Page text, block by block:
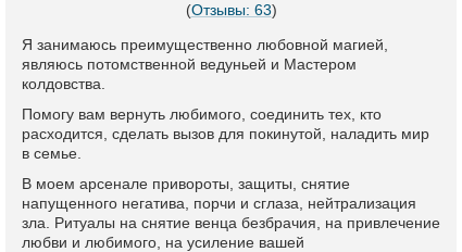
(Отзывы: 63)
Я занимаюсь преимущественно любовной магией,
являюсь потомственной ведуньей и Мастером
колдовства.
Помогу вам вернуть любимого, соединить тех, кто
расходится, сделать вызов для покинутой, наладить мир
в семье.
В моем арсенале привороты, защиты, снятие
напущенного негатива, порчи и сглаза, нейтрализация
зла. Ритуалы на снятие венца безбрачия, на привлечение
любви и любимого, на усиление вашей